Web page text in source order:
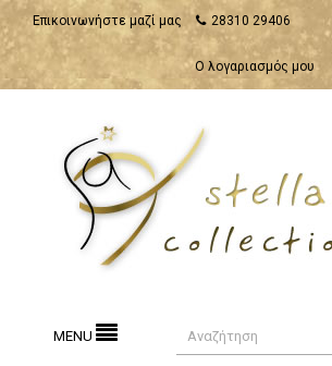
Επικοινωνήστε μαζί μας 28310 29406
Ο λογαριασμός μου
MENU